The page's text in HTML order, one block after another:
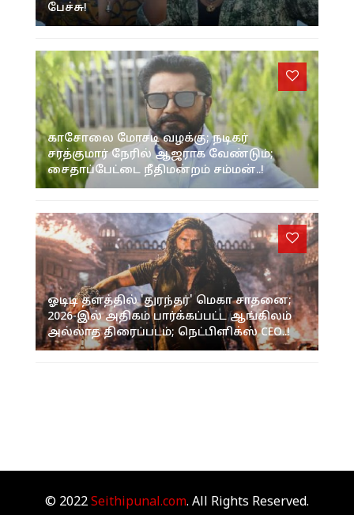
பேச்சு!
காசோலை மோசடி வழக்கு; நடிகர்
சரத்குமார் நேரில் ஆஜராக வேண்டும்;
சைதாப்பேட்டை நீதிமன்றம் சம்மன்..!
ஓடிடி தளத்தில் 'துரந்தர்' மெகா சாதனை;
2026-இல் அதிகம் பார்க்கப்பட்ட ஆங்கிலம்
அல்லாத திரைப்படம்; நெட்பிளிக்ஸ் CEO..!
© 2022 Seithipunal.com. All Rights Reserved.